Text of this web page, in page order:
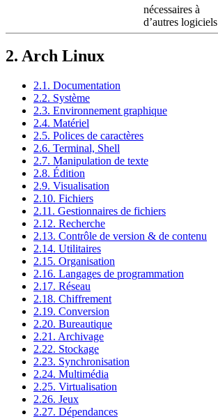
nécessaires à
d’autres logiciels
2. Arch Linux
2.1. Documentation
2.2. Système
2.3. Environnement graphique
2.4. Matériel
2.5. Polices de caractères
2.6. Terminal, Shell
2.7. Manipulation de texte
2.8. Édition
2.9. Visualisation
2.10. Fichiers
2.11. Gestionnaires de fichiers
2.12. Recherche
2.13. Contrôle de version & de contenu
2.14. Utilitaires
2.15. Organisation
2.16. Langages de programmation
2.17. Réseau
2.18. Chiffrement
2.19. Conversion
2.20. Bureautique
2.21. Archivage
2.22. Stockage
2.23. Synchronisation
2.24. Multimédia
2.25. Virtualisation
2.26. Jeux
2.27. Dépendances